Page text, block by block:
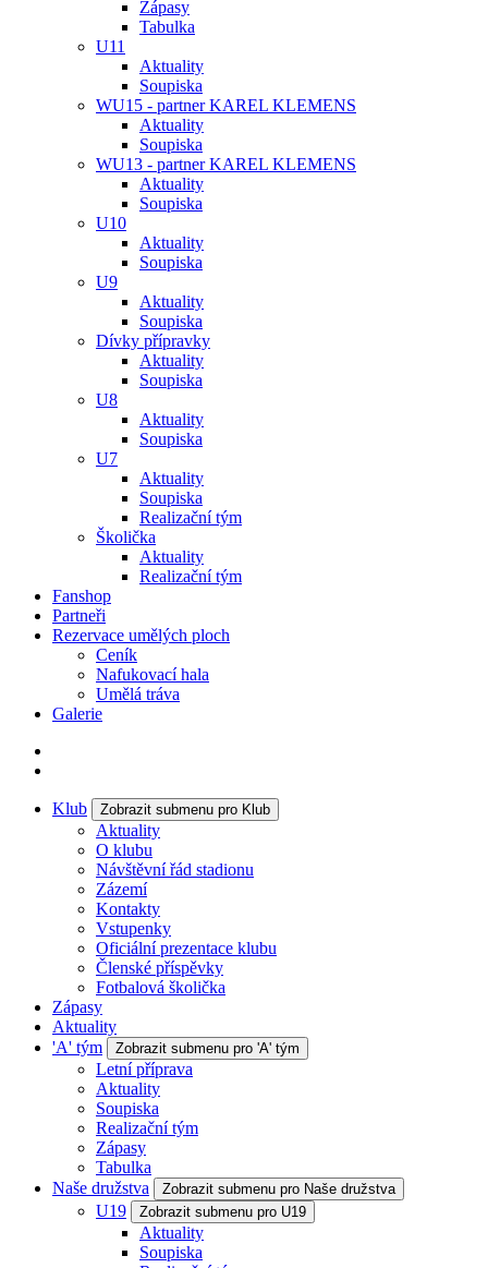
Zápasy
Tabulka
U11
Aktuality
Soupiska
WU15 - partner KAREL KLEMENS
Aktuality
Soupiska
WU13 - partner KAREL KLEMENS
Aktuality
Soupiska
U10
Aktuality
Soupiska
U9
Aktuality
Soupiska
Dívky přípravky
Aktuality
Soupiska
U8
Aktuality
Soupiska
U7
Aktuality
Soupiska
Realizační tým
Školička
Aktuality
Realizační tým
Fanshop
Partneři
Rezervace umělých ploch
Ceník
Nafukovací hala
Umělá tráva
Galerie
Klub Zobrazit submenu pro Klub
Aktuality
O klubu
Návštěvní řád stadionu
Zázemí
Kontakty
Vstupenky
Oficiální prezentace klubu
Členské příspěvky
Fotbalová školička
Zápasy
Aktuality
'A' tým
Zobrazit submenu pro 'A' tým
Letní příprava
Aktuality
Soupiska
Realizační tým
Zápasy
Tabulka
Naše družstva
Zobrazit submenu pro Naše družstva
U19 Zobrazit submenu pro U19
Aktuality
Soupiska